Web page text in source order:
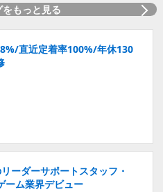
もっと見る
直近定着率100%/年休130
ーダーサポートスタッフ・
ーム業界デビュー